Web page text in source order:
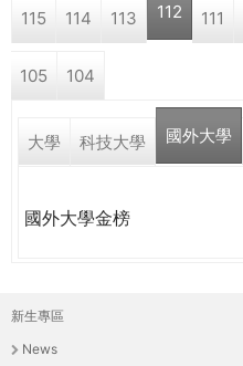
學
培
養
a
r
e
r
e
115 114 113 112 111
105 104
大學 科技大學 國外大學
國外大學金榜
主
新生專區
News